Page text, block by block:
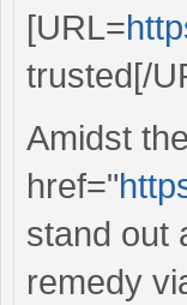
[URL=
trusted[/
Amidst
href="
stand out
remedy